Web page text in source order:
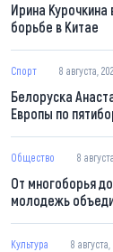
Ирина
борьбе в Китае
Спорт 8 августа,
Белоруска
Европы по
Общество 8
От многоборья
молодежь
Культура 8 августа,